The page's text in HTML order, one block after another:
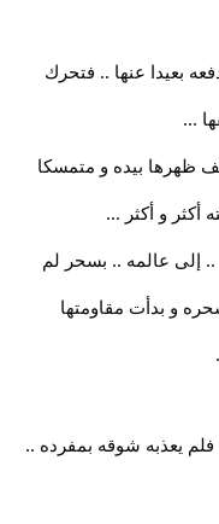
بعيدا عنها .. فتحرك
...
ظهرها بيده و متمسكا
أكثر و أكثر ...
إلى عالمه .. بسحر لم
و بدأت مقاومتها
يعذبه شوقه بمفرده ..